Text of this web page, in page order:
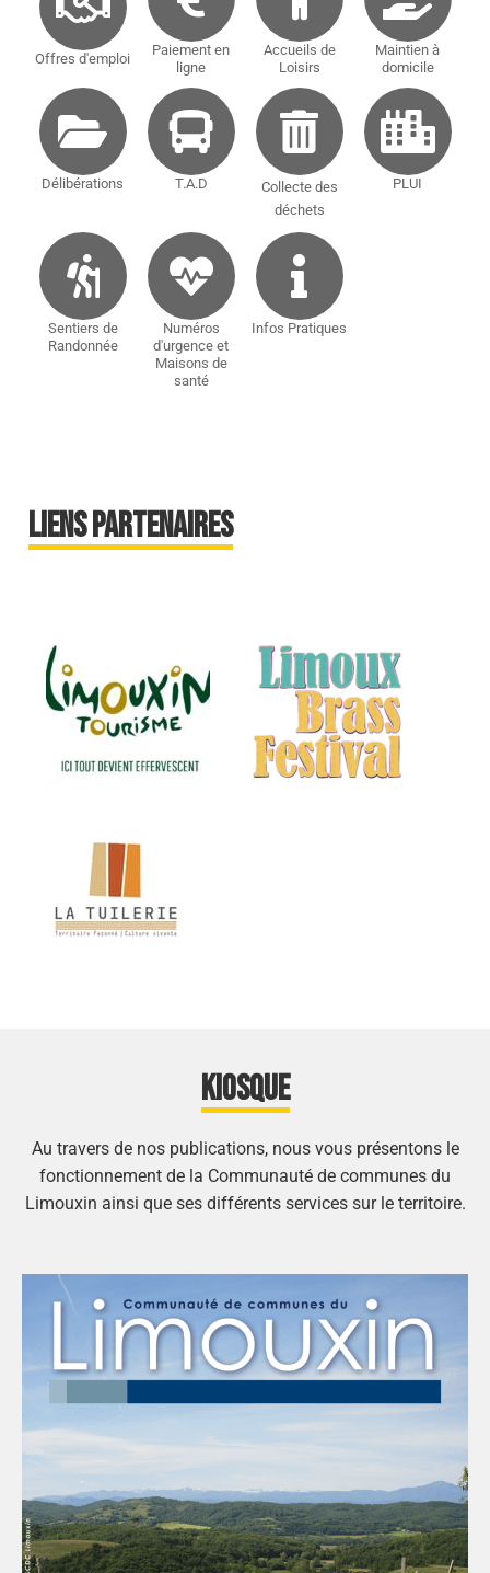
Offres d'emploi
Paiement en
ligne
Accueils de
Loisirs
Maintien à
domicile
Délibérations T.A.D
Collecte des
déchets
PLUI
Sentiers de
Randonnée
Numéros
d'urgence et
Maisons de
santé
Infos Pratiques
Liens partenaires
KIOSQUE
Au travers de nos publications, nous vous présentons le
fonctionnement de la Communauté de communes du
Limouxin ainsi que ses différents services sur le territoire.